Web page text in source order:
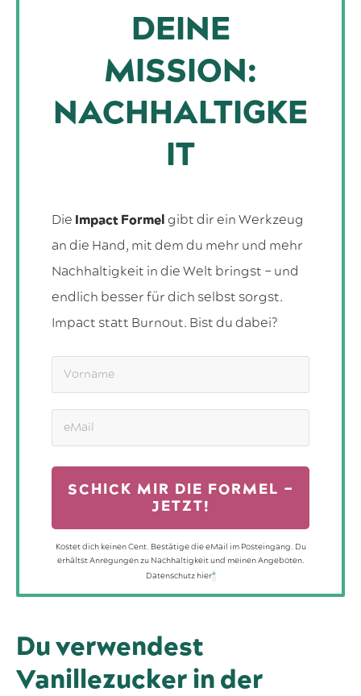
DEINE
MISSION:
NACHHALTIGKE
IT
Die Impact Formelgibt dir ein Werkzeug
an die Hand, mit dem du mehr und mehr
Nachhaltigkeit in die Welt bringst – und
endlich besser für dich selbst sorgst.
Impact statt Burnout. Bist du dabei?
SCHICK MIR DIE FORMEL –
JETZT!
Kostet dich keinen Cent. Bestätige die eMail im Posteingang. Du
erhältst Anregungen zu Nachhaltigkeit und meinen Angeboten.
Datenschutz hier*
Du verwendest
Vanillezucker in der